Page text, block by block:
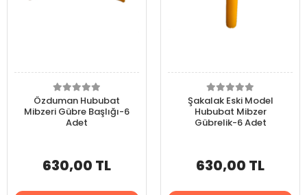
Özduman Hububat
Mibzeri Gübre Başlığı-6
Adet
630,00 TL
Şakalak Eski Model
Hububat Mibzer
Gübrelik-6 Adet
630,00 TL